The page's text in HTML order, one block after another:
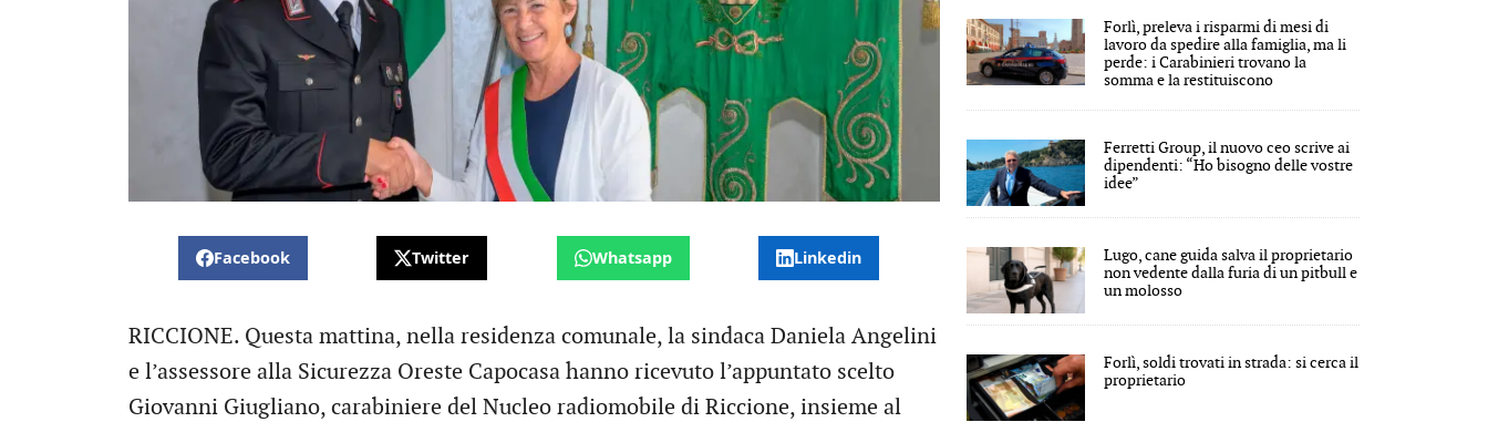
Facebook Twitter Whatsapp Linkedin
RICCIONE. Questa mattina, nella residenza comunale, la sindaca Daniela Angelini
e l’assessore alla Sicurezza Oreste Capocasa hanno ricevuto l’appuntato scelto
Giovanni Giugliano, carabiniere del Nucleo radiomobile di Riccione, insieme al
Forlì, preleva i risparmi di mesi di
lavoro da spedire alla famiglia, ma li
perde: i Carabinieri trovano la
somma e la restituiscono
Ferretti Group, il nuovo ceo scrive ai
dipendenti: “Ho bisogno delle vostre
idee”
Lugo, cane guida salva il proprietario
non vedente dalla furia di un pitbull e
un molosso
Forlì, soldi trovati in strada: si cerca il
proprietario